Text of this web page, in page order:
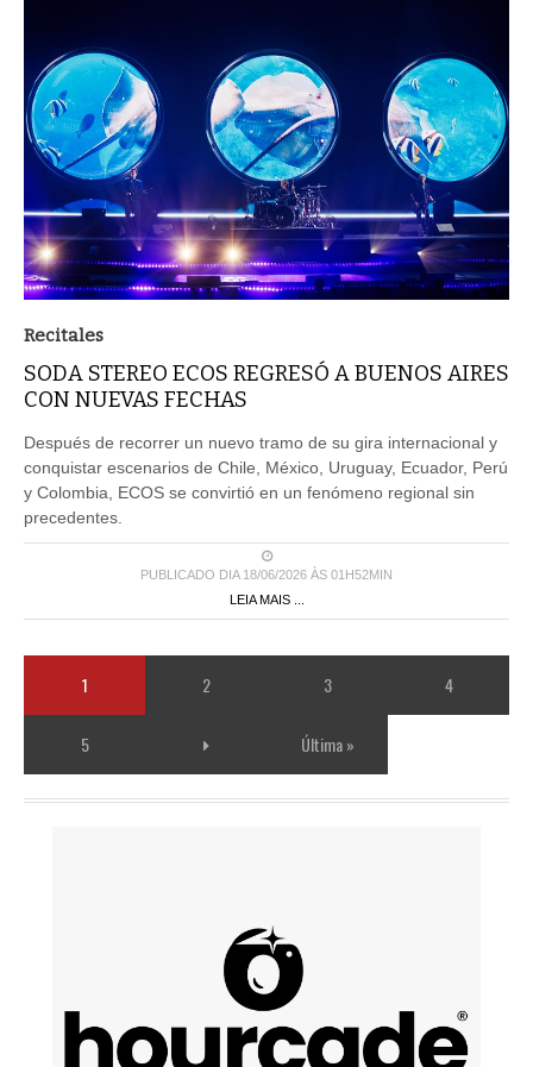
Recitales
SODA STEREO ECOS REGRESÓ A BUENOS AIRES
CON NUEVAS FECHAS
Después de recorrer un nuevo tramo de su gira internacional y
conquistar escenarios de Chile, México, Uruguay, Ecuador, Perú
y Colombia, ECOS se convirtió en un fenómeno regional sin
precedentes.
PUBLICADO DIA 18/06/2026 ÀS 01H52MIN
LEIA MAIS ...
1 2 3 4
5 Última »